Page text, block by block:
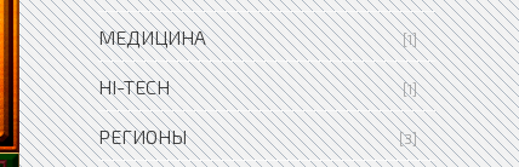
МЕДИЦИНА [1]
HI-TECH [1]
РЕГИОНЫ [3]